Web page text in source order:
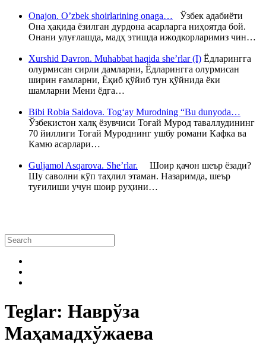
Onajon. O’zbek shoirlarining onaga… Ўзбек адабиёти
Она ҳақида ёзилган дурдона асарларга ниҳоятда бой.
Онани улуғлашда, мадҳ этишда ижодкорларимиз чин…
Xurshid Davron. Muhabbat haqida she’rlar (I) Ёдларингга
олурмисан сирли дамларни, Ёдларингга олурмисан
ширин ғамларни, Ёқиб қўйиб тун қўйнида ёки
шамларни Мени ёдга…
Bibi Robia Saidova. Tog‘ay Murodning “Bu dunyoda…
Ўзбекистон халқ ёзувчиси Тоғай Мурод таваллудининг
70 йиллиги Тоғай Муроднинг ушбу романи Кафка ва
Камю асарлари…
Guljamol Asqarova. She’rlar. Шоир қачон шеър ёзади?
Шу саволни кўп таҳлил этаман. Назаримда, шеър
туғилиши учун шоир руҳини…
Teglar: Наврўза
Маҳамадхўжаева